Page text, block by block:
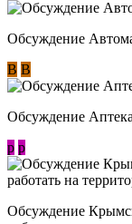
Обсуждение
В В
Обсуждение
p p
Обсуждение